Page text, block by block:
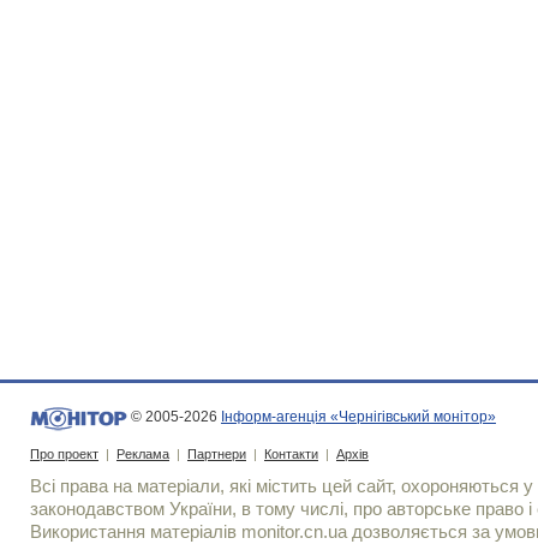
© 2005-2026 Інформ-агенція «Чернігівський монітор»
Про проект | Реклама | Партнери | Контакти | Архів
Всі права на матеріали, які містить цей сайт, охороняються у
законодавством України, в тому числі, про авторське право і
Використання матерiалiв monitor.cn.ua дозволяється за